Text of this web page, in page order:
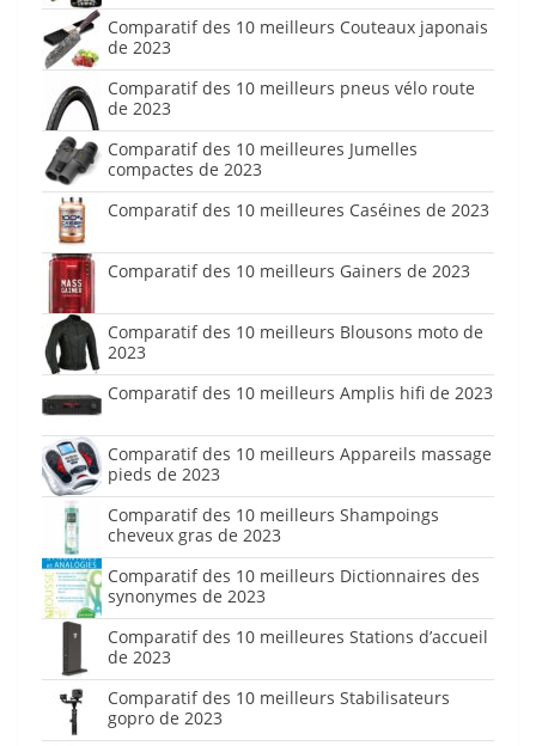
Comparatif des 10 meilleurs Couteaux japonais
de 2023
Comparatif des 10 meilleurs pneus vélo route
de 2023
Comparatif des 10 meilleures Jumelles
compactes de 2023
Comparatif des 10 meilleures Caséines de 2023
Comparatif des 10 meilleurs Gainers de 2023
Comparatif des 10 meilleurs Blousons moto de
2023
Comparatif des 10 meilleurs Amplis hifi de 2023
Comparatif des 10 meilleurs Appareils massage
pieds de 2023
Comparatif des 10 meilleurs Shampoings
cheveux gras de 2023
Comparatif des 10 meilleurs Dictionnaires des
synonymes de 2023
Comparatif des 10 meilleures Stations d’accueil
de 2023
Comparatif des 10 meilleurs Stabilisateurs
gopro de 2023